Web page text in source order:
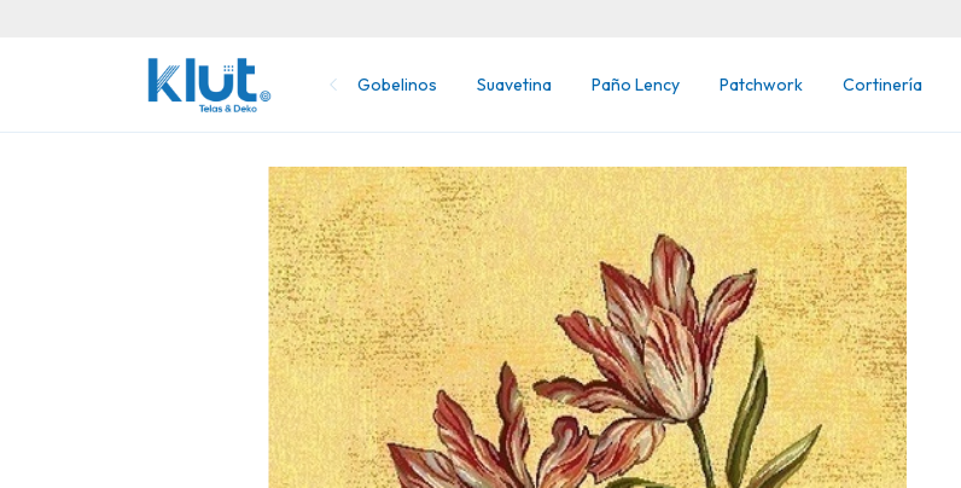
Gobelinos Suavetina Paño Lency Patchwork Cortinería